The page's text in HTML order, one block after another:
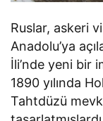
Ruslar, askeri
Anadolu’ya
İli’nde yeni bir
1890 yılında
Tahtdüzü